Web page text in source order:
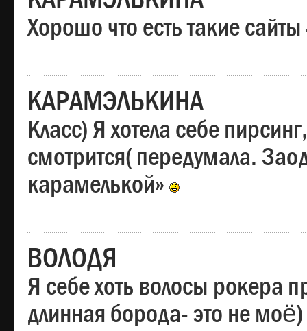
Хорошо что есть такие сайты
КАРАМЭЛЬКИНА
Класс) Я хотела себе
смотрится( передумала.
карамелькой»
ВОЛОДЯ
Я себе хоть волосы рокера
длинная борода- это не моё)